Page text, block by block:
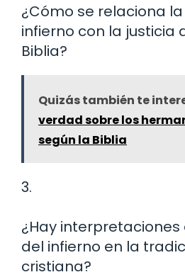
¿Cómo se relaciona
infierno con la justicia
Biblia?
Quizás también te
verdad sobre los
según la Biblia
3.
¿Hay
del infierno en la
cristiana?